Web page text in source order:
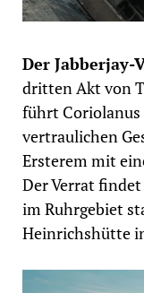
Der Jabberjay-
dritten Akt von
führt Coriolanus
vertraulichen
Ersterem mit
Der Verrat
im Ruhrgebiet
Heinrichshütte